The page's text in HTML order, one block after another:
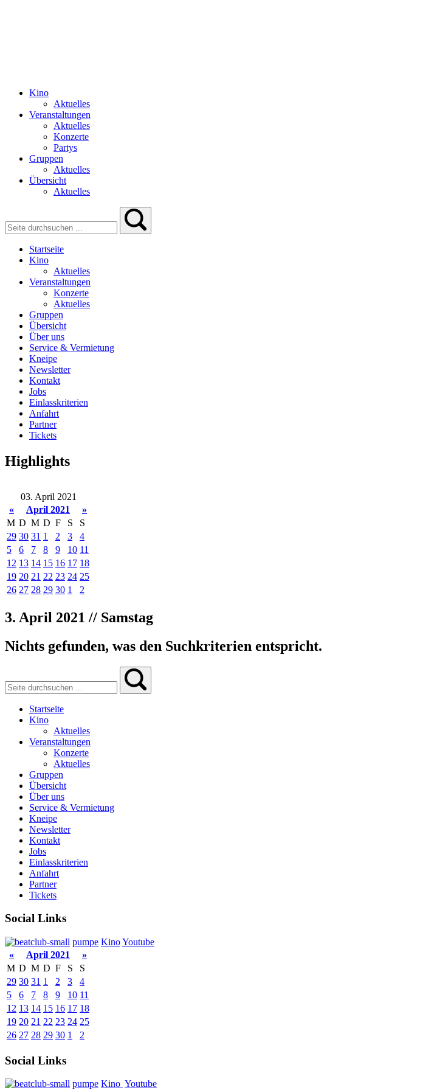
Kino
Aktuelles
Veranstaltungen
Aktuelles
Konzerte
Partys
Gruppen
Aktuelles
Übersicht
Aktuelles
Startseite
Kino
Aktuelles
Veranstaltungen
Konzerte
Aktuelles
Gruppen
Übersicht
Über uns
Service & Vermietung
Kneipe
Newsletter
Kontakt
Jobs
Einlasskriterien
Anfahrt
Partner
Tickets
Highlights
03. April 2021
«
April 2021
»
M D M D F S
S
29 30 31 1 2 3
4
5
6 7 8 9 10 11
12 13 14 15 16 17 18
19 20 21 22 23 24 25
26 27 28 29 30 1 2
3. April 2021 // Samstag
Nichts gefunden, was den Suchkriterien entspricht.
Startseite
Kino
Aktuelles
Veranstaltungen
Konzerte
Aktuelles
Gruppen
Übersicht
Über uns
Service & Vermietung
Kneipe
Newsletter
Kontakt
Jobs
Einlasskriterien
Anfahrt
Partner
Tickets
Social Links
pumpe KinoYoutube
«
April 2021
»
M D M D F S
S
29 30 31 1 2 3
4
5
6 7 8 9 10 11
12 13 14 15 16 17 18
19 20 21 22 23 24 25
26 27 28 29 30 1 2
Social Links
pumpe Kino Youtube